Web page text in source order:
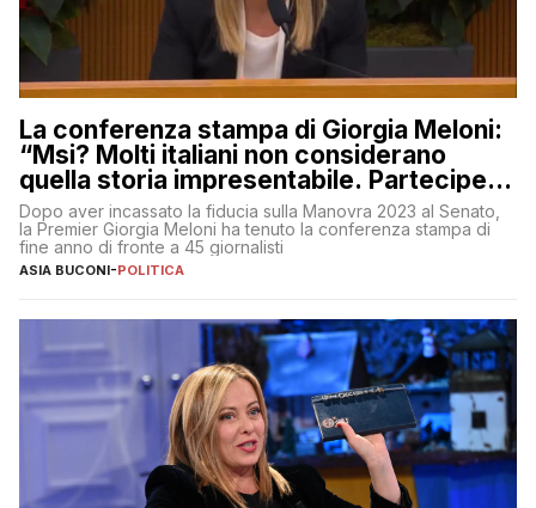
La conferenza stampa di Giorgia Meloni:
“Msi? Molti italiani non considerano
quella storia impresentabile. Parteciperò
al 25 aprile”
Dopo aver incassato la fiducia sulla Manovra 2023 al Senato,
la Premier Giorgia Meloni ha tenuto la conferenza stampa di
fine anno di fronte a 45 giornalisti
ASIA BUCONI-POLITICA